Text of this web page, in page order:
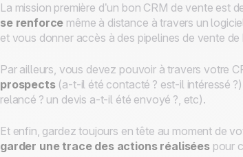
La mission première d’un bon CRM de vente est
se renforce même à distance à travers un
et vous donner accès à des pipelines de vente
Par ailleurs, vous devez pouvoir à travers votre
prospects(a-t-il été contacté ? est-il intéressé
relancé ? un devis a-t-il été envoyé ?, etc).
Et enfin, gardez toujours en tête au moment de
garder une trace des actions réalisées pour